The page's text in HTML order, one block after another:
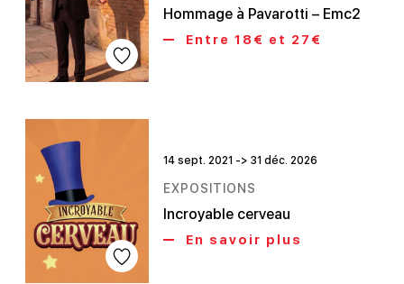
Hommage à Pavarotti – Emc2
Entre 18€ et 27€
14 sept. 2021 -> 31 déc. 2026
EXPOSITIONS
Incroyable cerveau
En savoir plus